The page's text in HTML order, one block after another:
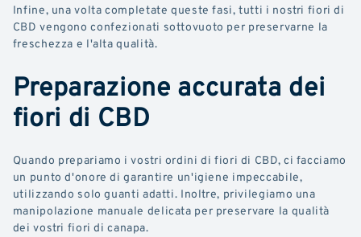
Infine, una volta completate queste fasi, tutti i nostri fiori di
CBD vengono confezionati sottovuoto per preservarne la
freschezza e l'alta qualità.
Preparazione accurata dei
fiori di CBD
Quando prepariamo i vostri ordini di fiori di CBD, ci facciamo
un punto d'onore di garantire un'igiene impeccabile,
utilizzando solo guanti adatti. Inoltre, privilegiamo una
manipolazione manuale delicata per preservare la qualità
dei vostri fiori di canapa.